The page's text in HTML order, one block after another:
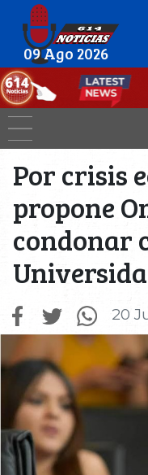
09 Ago 2026
Por crisis
propone
condonar
20